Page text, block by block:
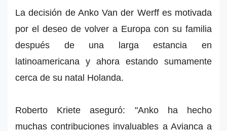
La decisión de Anko Van der Werff es motivada
por el deseo de volver a Europa con su familia
después de una larga estancia en
latinoamericana y ahora estando sumamente
cerca de su natal Holanda.
Roberto Kriete aseguró: "Anko ha hecho
muchas contribuciones invaluables a Avianca a